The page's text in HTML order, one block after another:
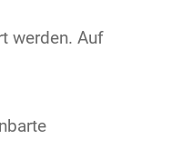
werden. Auf